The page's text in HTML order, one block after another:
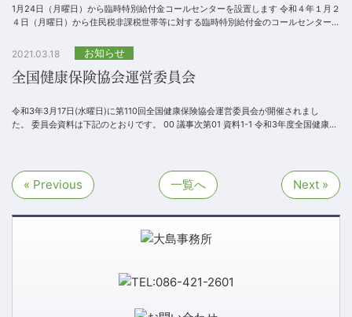
1月24日（月曜日）から臨時特別給付金コールセンターを設置します 令和４年１月２
４日（月曜日）から住民税非課税世帯等に対する臨時特別給付金のコールセンターを
2021.03.18 お知らせ
全国健康保険協会運営委員会
令和3年3月17日(水曜日)に第110回全国健康保険協会運営委員会が開催されまし
た。 委員会資料は下記のとおりです。 00 議事次第01 資料1-1 令和3年度全国健康保
« Previous 一覧へ Next »